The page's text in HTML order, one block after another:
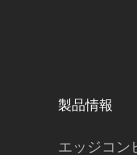
製品情報
エッジコン